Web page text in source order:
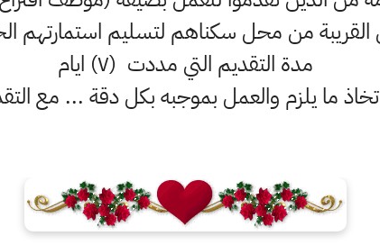
من محل سكناهم لتسليم استمارتهم
مدة التقديم التي مددت (۷) ايام
ما يلزم والعمل بموجبه بكل دقة ... مع